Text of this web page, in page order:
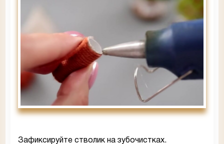
Зафиксируйте стволик на зубочистках.